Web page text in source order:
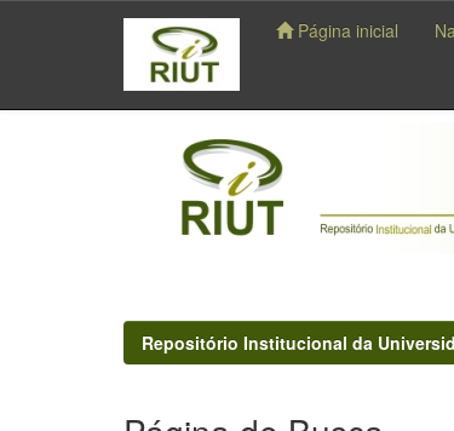
navigation
Página inicial
Repositório Institucional da